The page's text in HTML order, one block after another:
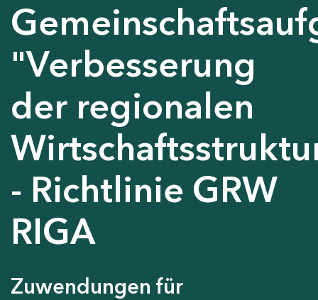
"Verbesserung
der regionalen
- Richtlinie GRW
RIGA
Zuwendungen für